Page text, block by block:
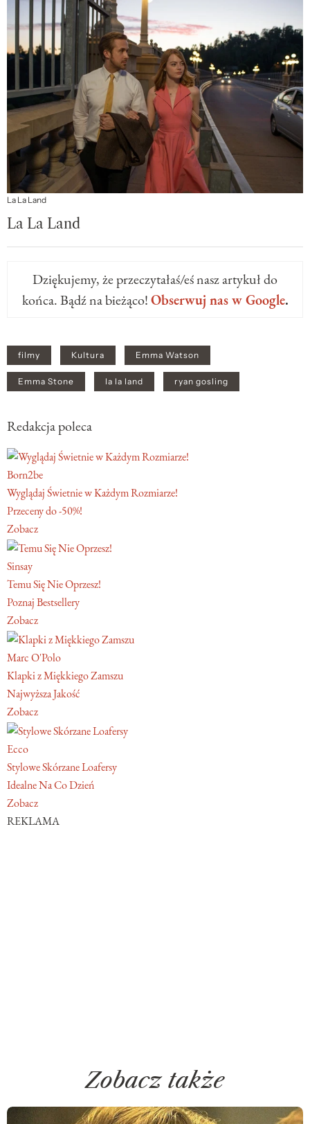
La La Land
La La Land
Dziękujemy, że przeczytałaś/eś nasz artykuł do
końca. Bądź na bieżąco!Obserwuj nas w Google.
filmy Kultura Emma Watson
Emma Stone la la land ryan gosling
Redakcja poleca
Born2be
Wyglądaj Świetnie w Każdym Rozmiarze!
Przeceny do -50%!
Zobacz
Sinsay
Temu Się Nie Oprzesz!
Poznaj Bestsellery
Zobacz
Marc O'Polo
Klapki z Miękkiego Zamszu
Najwyższa Jakość
Zobacz
Ecco
Stylowe Skórzane Loafersy
Idealne Na Co Dzień
Zobacz
REKLAMA
Zobacz także